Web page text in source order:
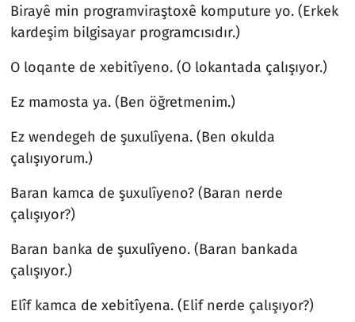
Birayê min programviraştoxê komputure yo. (Erkek
kardeşim bilgisayar programcısıdır.)
O loqante de xebitîyeno. (O lokantada çalışıyor.)
Ez mamosta ya. (Ben öğretmenim.)
Ez wendegeh de şuxulîyena. (Ben okulda
çalışıyorum.)
Baran kamca de şuxulîyeno? (Baran nerde
çalışıyor?)
Baran banka de şuxulîyeno. (Baran bankada
çalışıyor.)
Elîf kamca de xebitîyena. (Elif nerde çalışıyor?)